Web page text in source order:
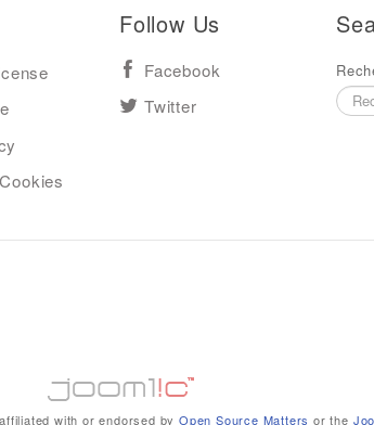
Follow Us
Facebook
Twitter
with or endorsed byOpen Source Matters or the